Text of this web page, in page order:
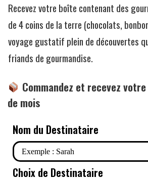
Recevez votre boîte contenant des
de 4 coins de la terre (chocolats,
voyage gustatif plein de découvertes
friands de gourmandise.
Commandez et recevez
de mois
Nom du Destinataire
Choix de Destinataire